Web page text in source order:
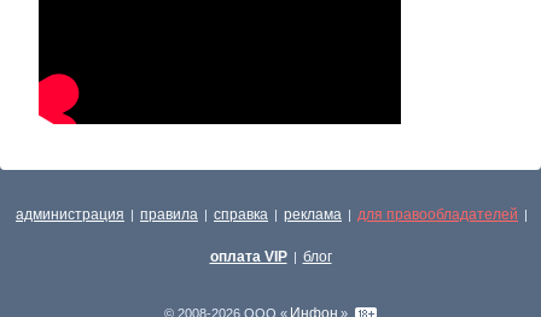
администрация | правила | справка | реклама | для правообладателей |
оплата VIP | блог
© 2008-2026 ООО « Инфон »